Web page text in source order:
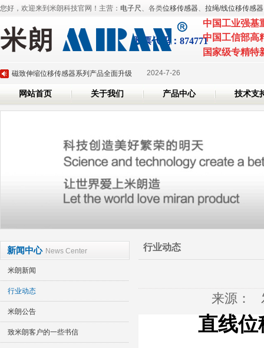
您好，欢迎来到米朗科技官网！主营： 电子尺 、各类位移传感器、 拉绳/线位移传感器
股票代 码：874771
中国工业强基
中国工信部高
国家级专精特
深圳市米朗科技有限公司展会邀请：CHINAPLAS 2025 国际橡塑展 2025-3-
米朗即将参加2025年深圳国际传感器与应用技术展览会 2025-3-6
磁致伸缩位移传感器系列产品全面升级 2024-7-26
米朗科技荣任湖北省传感器行业协会副会长单位证书 2024-6-7
深圳市米朗科技有限公司展会邀请：CHINAPLAS 2025 国际橡塑展
米朗即将参加2025年深圳国际传感器与应用技术展览会 2025-3-6
磁致伸缩位移传感器系列产品全面升级 2024-7-26
米朗科技荣任湖北省传感器行业协会副会长单位证书 2024-6-7
网站首页 关于我们 产品中心 技术支
新闻中心 News Center
米朗新闻
行业动态
米朗公告
致米朗客户的一些书信
行业动态
来源：
直线位